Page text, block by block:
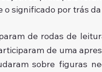
o significado por trás
de rodas de
de uma
sobre figuras